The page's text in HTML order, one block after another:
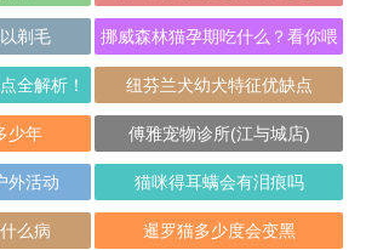
剃毛
挪威森林猫孕期吃什么？看你喂
对了吗？
全解析！ 纽芬兰犬幼犬特征优缺点
少年 傅雅宠物诊所(江与城店)
外活动 猫咪得耳螨会有泪痕吗
么病 暹罗猫多少度会变黑